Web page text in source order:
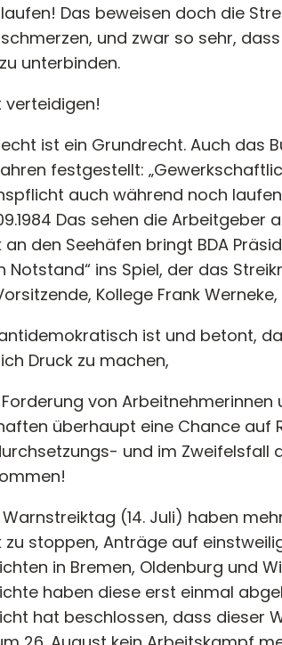
Das beweisen doch die
und zwar so sehr,
unterbinden.
verteidigen!
ist ein Grundrecht. Auch das
festgestellt:
auch während noch
Das sehen die
den Seehäfen bringt BDA
Notstand“ ins Spiel, der das
Kollege Frank Werneke,
ist und betont,
Druck zu machen,
von Arbeitnehmerinnen
überhaupt eine Chance auf
und im Zweifelsfall
(14. Juli) haben
zu stoppen, Anträge auf
in Bremen, Oldenburg und
haben diese erst einmal
hat beschlossen, dass dieser